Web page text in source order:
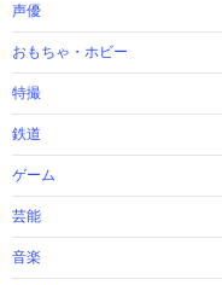
声優
おもちゃ・ホビー
特撮
鉄道
ゲーム
芸能
音楽